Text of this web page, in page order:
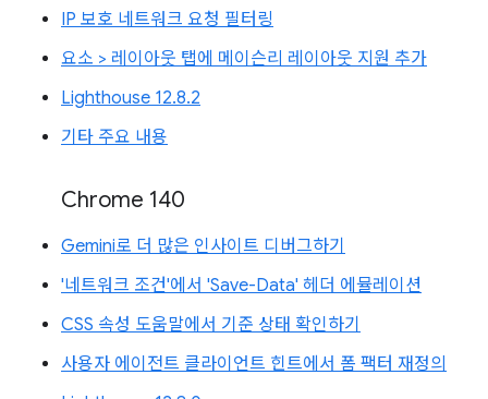
IP 보호 네트워크 요청 필터링
요소 > 레이아웃 탭에 메이슨리 레이아웃 지원 추가
Lighthouse 12.8.2
기타 주요 내용
Chrome 140
Gemini로 더 많은 인사이트 디버그하기
'네트워크 조건'에서 'Save-Data' 헤더 에뮬레이션
CSS 속성 도움말에서 기준 상태 확인하기
사용자 에이전트 클라이언트 힌트에서 폼 팩터 재정의